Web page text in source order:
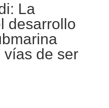
La
desarrollo
vías de ser